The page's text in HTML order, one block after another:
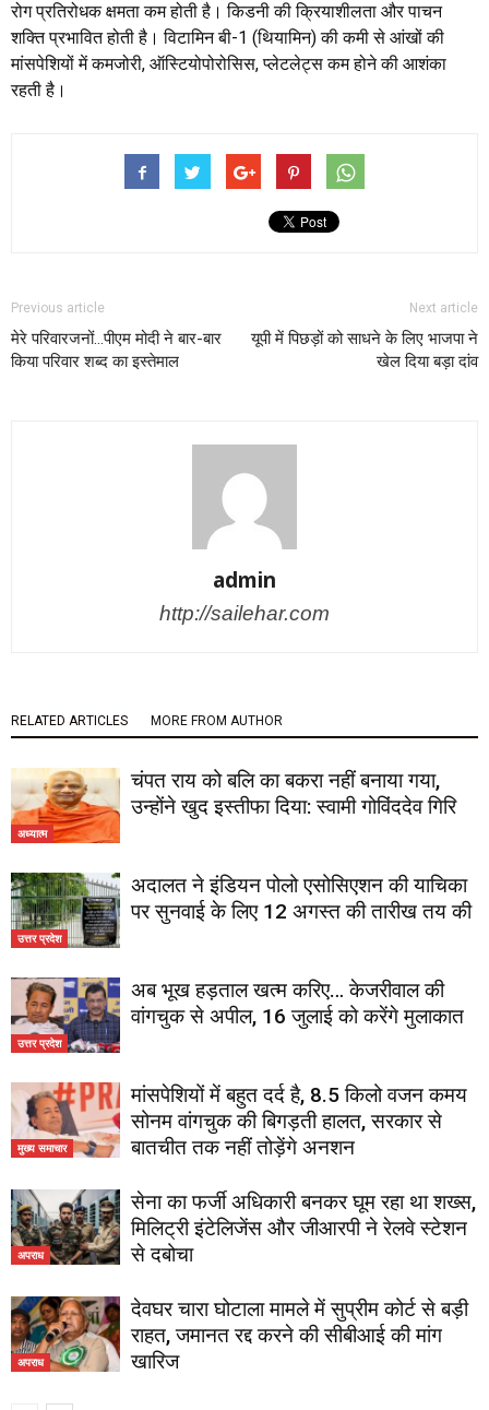
रोग प्रतिरोधक क्षमता कम होती है। किडनी की क्रियाशीलता और पाचन
शक्ति प्रभावित होती है। विटामिन बी-1 (थियामिन) की कमी से आंखों की
मांसपेशियों में कमजोरी, ऑस्टियोपोरोसिस, प्लेटलेट्स कम होने की आशंका
रहती है।
Previous article
मेरे परिवारजनों…पीएम मोदी ने बार-बार
किया परिवार शब्द का इस्तेमाल
Next article
यूपी में पिछड़ों को साधने के लिए भाजपा ने
खेल दिया बड़ा दांव
admin
http://sailehar.com
RELATED ARTICLES MORE FROM AUTHOR
अध्यात्म
चंपत राय को बलि का बकरा नहीं बनाया गया,
उन्होंने खुद इस्तीफा दिया: स्वामी गोविंददेव गिरि
उत्तर प्रदेश
अदालत ने इंडियन पोलो एसोसिएशन की याचिका
पर सुनवाई के लिए 12 अगस्त की तारीख तय की
उत्तर प्रदेश
अब भूख हड़ताल खत्म करिए… केजरीवाल की
वांगचुक से अपील, 16 जुलाई को करेंगे मुलाकात
मुख्य समाचार
मांसपेशियों में बहुत दर्द है, 8.5 किलो वजन कमय
सोनम वांगचुक की बिगड़ती हालत, सरकार से
बातचीत तक नहीं तोड़ेंगे अनशन
अपराध
सेना का फर्जी अधिकारी बनकर घूम रहा था शख्स,
मिलिट्री इंटेलिजेंस और जीआरपी ने रेलवे स्टेशन
से दबोचा
अपराध
देवघर चारा घोटाला मामले में सुप्रीम कोर्ट से बड़ी
राहत, जमानत रद्द करने की सीबीआई की मांग
खारिज